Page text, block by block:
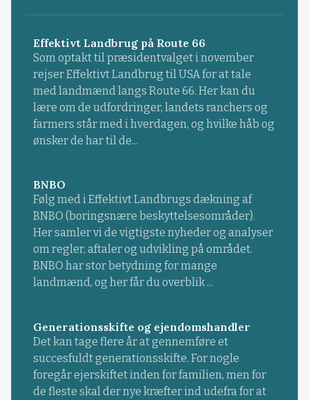
Effektivt Landbrug på Route 66
Som optakt til præsidentvalget i november
rejser Effektivt Landbrug til USA for at tale
med landmænd langs Route 66. Her kan du
lære om de udfordringer, landets ranchers og
farmers står med i hverdagen, og hvilke håb og
ønsker de har til de...
BNBO
Følg med i Effektivt Landbrugs dækning af
BNBO (boringsnære beskyttelsesområder).
Her samler vi de vigtigste nyheder og analyser
om regler, aftaler og udvikling på området.
BNBO har stor betydning for mange
landmænd, og her får du overblik ...
Generationsskifte og ejendomshandler
Det kan tage flere år at gennemføre et
succesfuldt generationsskifte. For nogle
foregår ejerskiftet inden for familien, men for
de fleste skal der nye kræfter ind udefra for at